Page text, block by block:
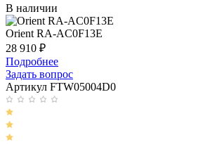
В наличии
Orient RA-AC0F13E
28 910 ₽
Подробнее
Задать вопрос
Артикул FTW05004D0